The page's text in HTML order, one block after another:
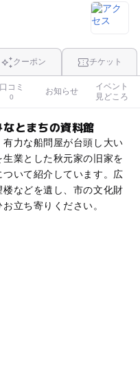
クーポン チケット
口コミ
0
お知らせ
イベント
見どころ
とまちの資料館
力な船問屋が台頭し大い
業とした秋元家の旧家を
いて紹介しています。広
などを遺し、市の文化財
立ち寄りください。